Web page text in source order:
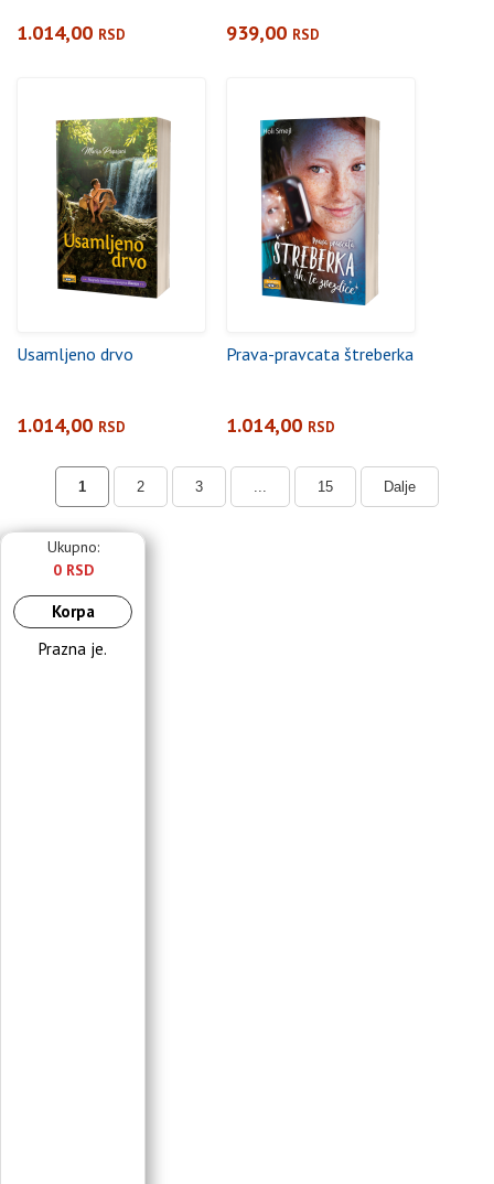
1.014,00 RSD 939,00 RSD
Usamljeno drvo
1.014,00 RSD
Prava-pravcata štreberka
1.014,00 RSD
1 2 3 15 Dalje
Ukupno:
0 RSD
Korpa
Prazna je.